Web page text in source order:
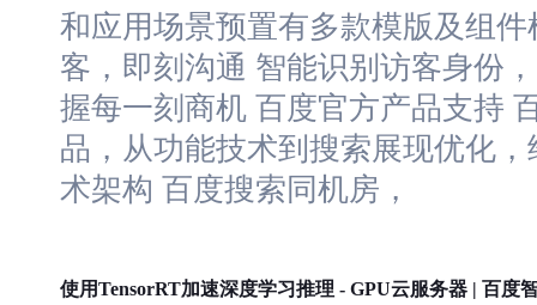
和应用场景预置有多款模版及组
客，即刻沟通 智能识别访客身份
握每一刻商机 百度官方产品支持
品，从功能技术到搜索展现优化
术架构 百度搜索同机房，
使用TensorRT加速深度学习推理 - GPU云服务器 | 百度